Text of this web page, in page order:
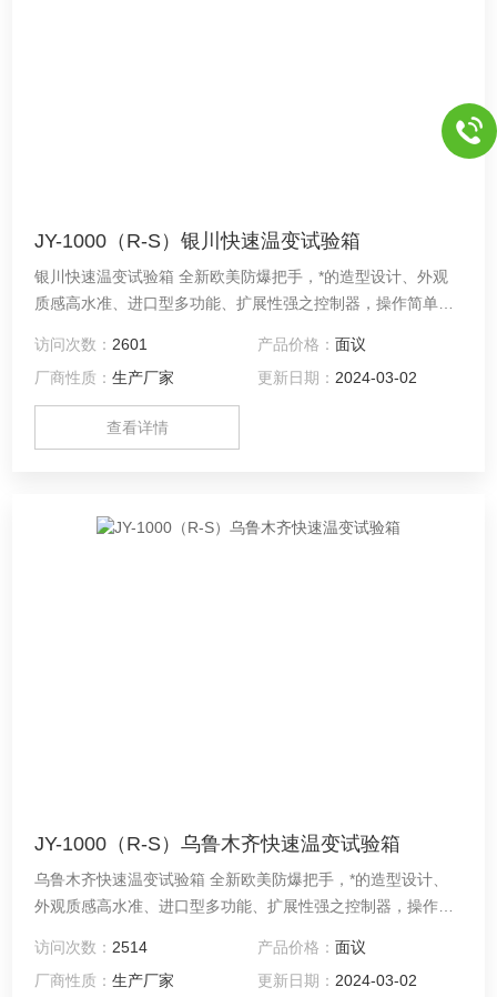
JY-1000（R-S）银川快速温变试验箱
银川快速温变试验箱 全新欧美防爆把手，*的造型设计、外观
质感高水准、进口型多功能、扩展性强之控制器，操作简单、
访问次数： 2601 产品价格： 面议
厂商性质：生产厂家 更新日期： 2024-03-02
查看详情
JY-1000（R-S）乌鲁木齐快速温变试验箱
乌鲁木齐快速温变试验箱 全新欧美防爆把手，*的造型设计、
外观质感高水准、进口型多功能、扩展性强之控制器，操作简
访问次数： 2514 产品价格： 面议
厂商性质：生产厂家 更新日期： 2024-03-02